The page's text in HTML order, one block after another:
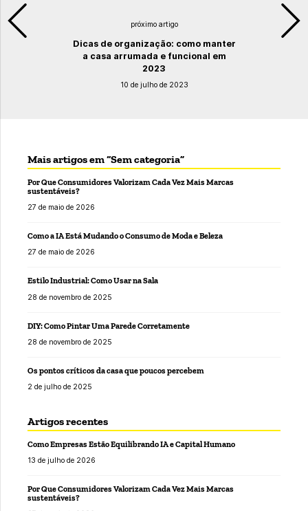
próximo artigo
Dicas de organização: como manter
a casa arrumada e funcional em
2023
10 de julho de 2023
Mais artigos em “Sem categoria”
Por Que Consumidores Valorizam Cada Vez Mais Marcas
sustentáveis?
27 de maio de 2026
Como a IA Está Mudando o Consumo de Moda e Beleza
27 de maio de 2026
Estilo Industrial: Como Usar na Sala
28 de novembro de 2025
DIY: Como Pintar Uma Parede Corretamente
28 de novembro de 2025
Os pontos críticos da casa que poucos percebem
2 de julho de 2025
Artigos recentes
Como Empresas Estão Equilibrando IA e Capital Humano
13 de julho de 2026
Por Que Consumidores Valorizam Cada Vez Mais Marcas
sustentáveis?